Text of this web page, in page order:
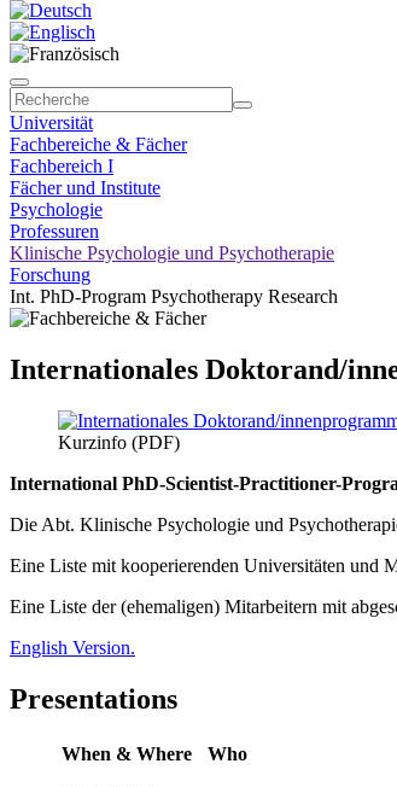
Universität
Fachbereiche & Fächer
Fachbereich I
Fächer und Institute
Psychologie
Professuren
Klinische Psychologie und Psychotherapie
Forschung
Int. PhD-Program Psychotherapy Research
Internationales Doktorand/
Kurzinfo (PDF)
International PhD-Scientist-Practitioner-
Die Abt. Klinische Psychologie und
Eine Liste mit kooperierenden Universitäten und
Eine Liste der (ehemaligen) Mitarbeitern mit
English Version.
Presentations
When & Where Who